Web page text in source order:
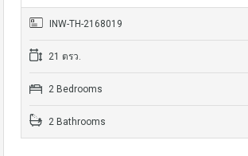
INW-TH-2168019
21 ตรว.
2 Bedrooms
2 Bathrooms